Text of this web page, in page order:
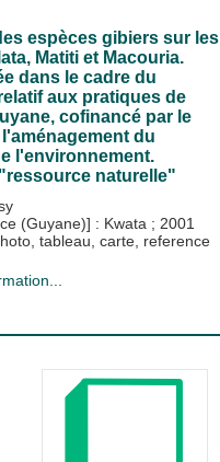
espèces gibiers sur les
Matiti et Macouria.
dans le cadre du
aux pratiques de
cofinancé par le
du
l'environnement.
naturelle"
(Guyane)] : Kwata ; 2001
tableau, carte, reference